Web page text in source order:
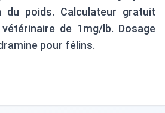
poids. Calculateur gratuit
de 1mg/lb. Dosage
pour félins.